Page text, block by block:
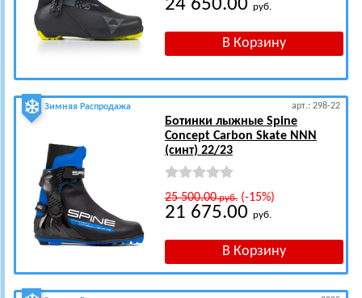
24 650.00 руб.
Зимняя Распродажа арт.: 298-22
Ботинки лыжные Spine
Concept Carbon Skate NNN
(синт) 22/23
25 500.00руб.(-15%)
21 675.00 руб.